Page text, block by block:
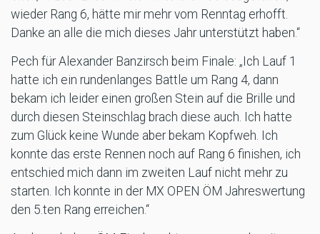
wieder Rang 6, hätte mir mehr vom Renntag erhofft.
Danke an alle die mich dieses Jahr unterstützt haben.“
Pech für Alexander Banzirsch beim Finale: „Ich Lauf 1
hatte ich ein rundenlanges Battle um Rang 4, dann
bekam ich leider einen großen Stein auf die Brille und
durch diesen Steinschlag brach diese auch. Ich hatte
zum Glück keine Wunde aber bekam Kopfweh. Ich
konnte das erste Rennen noch auf Rang 6 finishen, ich
entschied mich dann im zweiten Lauf nicht mehr zu
starten. Ich konnte in der MX OPEN ÖM Jahreswertung
den 5.ten Rang erreichen.“